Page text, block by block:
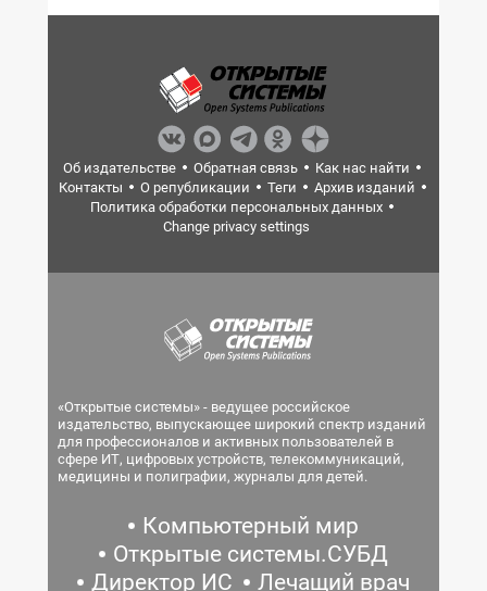
Об издательстве Обратная связь
Как нас найти
Контакты
О републикации Теги
Архив изданий
Политика обработки персональных данных
Change privacy settings
«Открытые системы» - ведущее российское
издательство, выпускающее широкий спектр изданий
для профессионалов и активных пользователей в
сфере ИТ, цифровых устройств, телекоммуникаций,
медицины и полиграфии, журналы для детей.
Компьютерный мир
Открытые системы.СУБД
Директор ИС
Лечащий врач